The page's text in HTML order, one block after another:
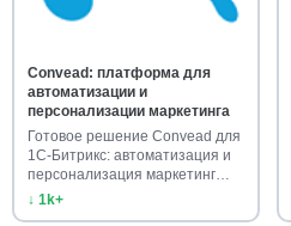
Convead: платформа для
автоматизации и
персонализации маркетинга
Готовое решение Convead для
1С-Битрикс: автоматизация и
персонализация маркетинг…
↓ 1k+